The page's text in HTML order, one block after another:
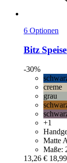
6 Optionen
Bitz
-30%
creme
grau
+1
Matte
Maße:
13,26 €